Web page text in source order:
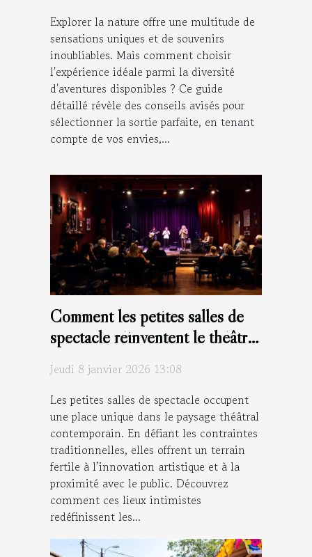
Explorer la nature offre une multitude de
sensations uniques et de souvenirs
inoubliables. Mais comment choisir
l'expérience idéale parmi la diversité
d'aventures disponibles ? Ce guide
détaillé révèle des conseils avisés pour
sélectionner la sortie parfaite, en tenant
compte de vos envies,...
Comment les petites salles de
spectacle réinventent le théâtre
Jeudi 8 janvier 2026 13:08
Les petites salles de spectacle occupent
une place unique dans le paysage théâtral
contemporain. En défiant les contraintes
traditionnelles, elles offrent un terrain
fertile à l’innovation artistique et à la
proximité avec le public. Découvrez
comment ces lieux intimistes
redéfinissent les...